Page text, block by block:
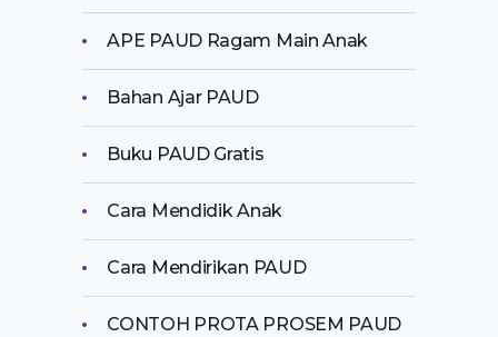
APE PAUD Ragam Main Anak
Bahan Ajar PAUD
Buku PAUD Gratis
Cara Mendidik Anak
Cara Mendirikan PAUD
CONTOH PROTA PROSEM PAUD